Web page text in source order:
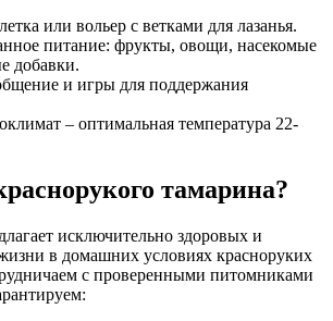
или вольер с ветками для лазанья.
питание: фрукты, овощи, насекомые
добавки.
и игры для поддержания
– оптимальная температура 22-
тамарина?
исключительно здоровых и
в домашних условиях красноруких
с проверенными питомниками